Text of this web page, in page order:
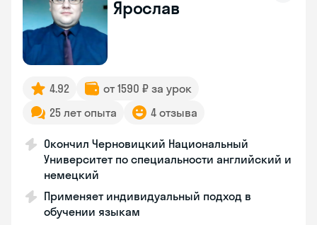
Ярослав
4.92
от 1590 ₽ за урок
25 лет опыта
4 отзыва
Окончил Черновицкий Национальный
Университет по специальности английский и
немецкий
Применяет индивидуальный подход в
обучении языкам